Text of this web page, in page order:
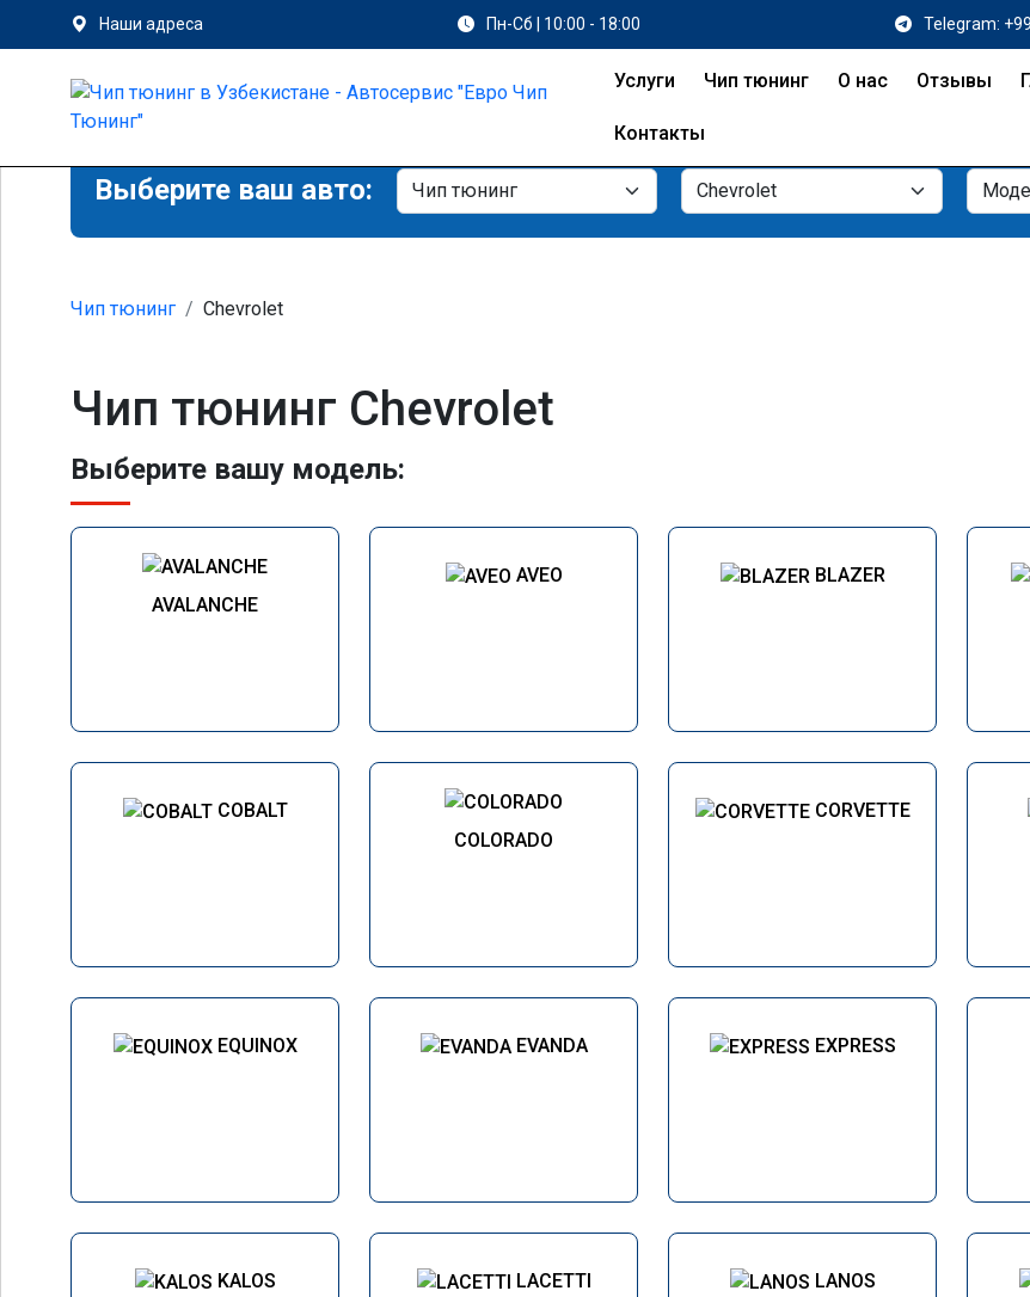
Наши адреса Пн-Сб | 10:00 - 18:00 Telegram:
Услуги Чип тюнинг О нас Отзывы
Контакты
Выберите ваш авто:
Чип тюнинг Chevrolet
Чип тюнинг Chevrolet
Выберите вашу модель:
AVALANCHE
AVEO BLAZER
COBALT
COLORADO
CORVETTE
EQUINOX EVANDA EXPRESS
KALOS LACETTI LANOS